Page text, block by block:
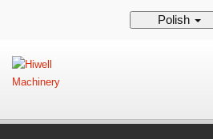
Polish